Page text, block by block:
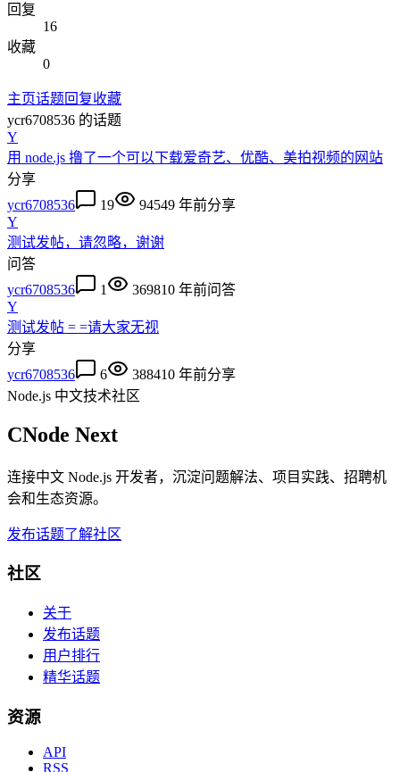
回复
16
收藏
0
主页话题回复收藏
ycr6708536 的话题
Y
用 node.js 撸了一个可以下载爱奇艺、优酷、美拍视频的网站
分享
ycr6708536
19 94549 年前分享
Y
测试发帖，请忽略，谢谢
问答
ycr6708536
1 369810 年前问答
Y
测试发帖 = =请大家无视
分享
ycr6708536
6 388410 年前分享
Node.js 中文技术社区
CNode Next
连接中文 Node.js 开发者，沉淀问题解法、项目实践、招聘机
会和生态资源。
发布话题了解社区
社区
关于
发布话题
用户排行
精华话题
资源
API
RSS